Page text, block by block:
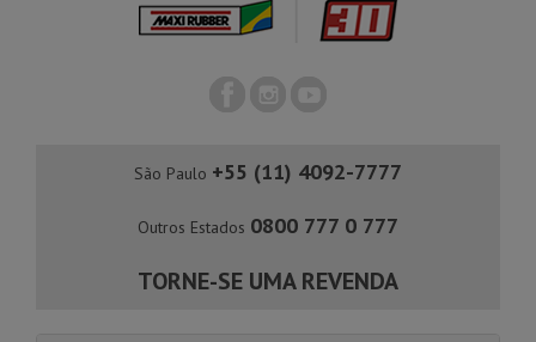
São Paulo +55 (11) 4092-7777
Outros Estados 0800 777 0 777
TORNE-SE UMA REVENDA